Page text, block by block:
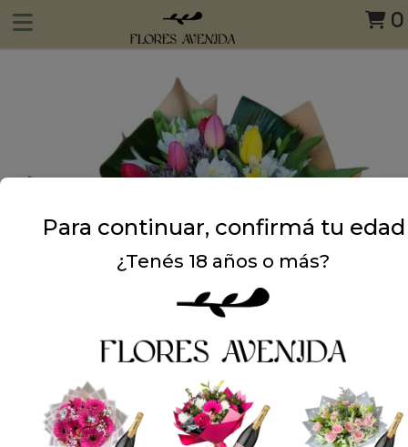
0
Para continuar, confirmá tu edad
¿Tenés 18 años o más?